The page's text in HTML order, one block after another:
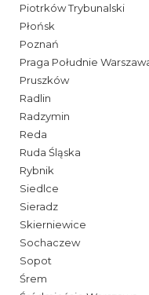
Piotrków Trybunalski
Płońsk
Poznań
Praga Południe
Pruszków
Radlin
Radzymin
Reda
Ruda Śląska
Rybnik
Siedlce
Sieradz
Skierniewice
Sochaczew
Sopot
Śrem